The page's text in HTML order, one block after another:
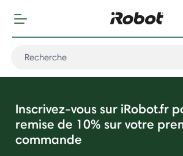
Inscrivez-vous sur iRobot.fr
remise de 10% sur votre
commande